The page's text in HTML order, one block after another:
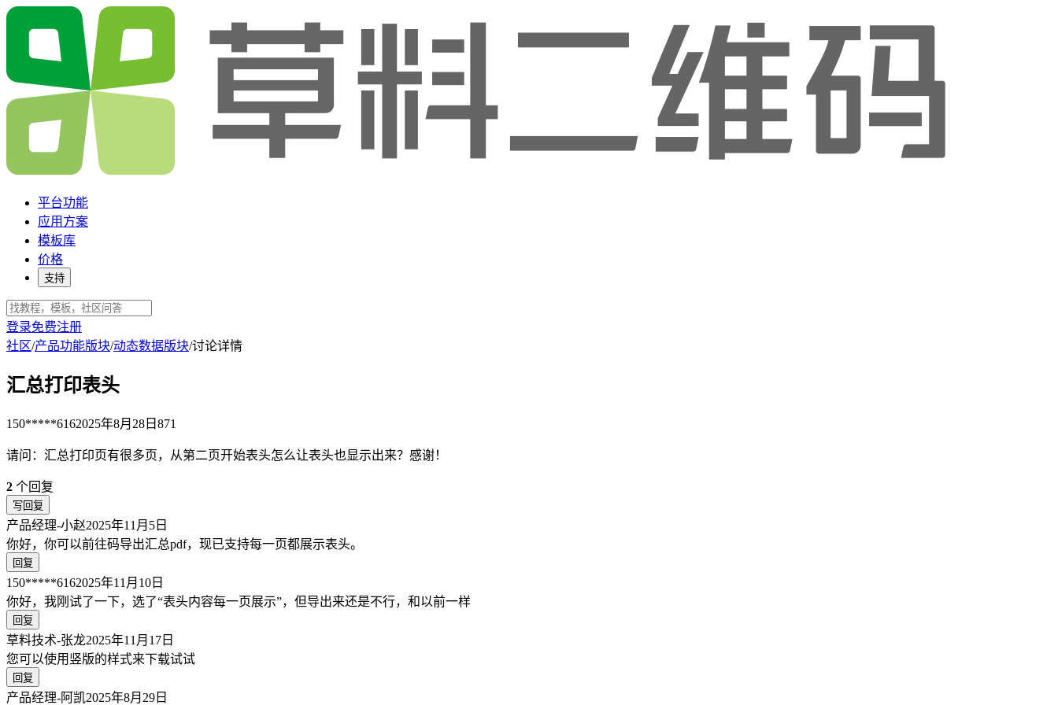
平台功能
应用方案
模板库
价格
支持
登录免费注册
社区/产品功能版块/动态数据版块/讨论详情
汇总打印表头
150*****6162025年8月28日 871
请问：汇总打印页有很多页，从第二页开始表头怎么让表头也显示出来？感谢！
2 个回复
写回复
产品经理-小赵2025年11月5日
你好，你可以前往码导出汇总pdf，现已支持每一页都展示表头。
回复
150*****6162025年11月10日
你好，我刚试了一下，选了“表头内容每一页展示”，但导出来还是不行，和以前一样
回复
草料技术-张龙2025年11月17日
您可以使用竖版的样式来下载试试
回复
产品经理-阿凯2025年8月29日